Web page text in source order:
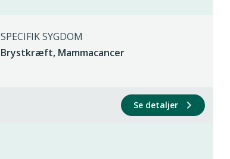
SPECIFIK SYGDOM
Brystkræft, Mammacancer
Se detaljer